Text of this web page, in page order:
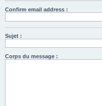
Confirm email address :
Sujet :
Corps du message :